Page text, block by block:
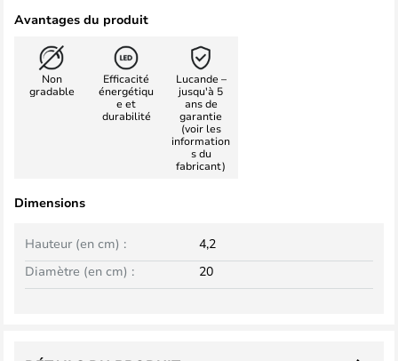
Avantages du produit
Non
gradable
Efficacité
énergétiqu
e et
durabilité
Lucande –
jusqu'à 5
ans de
garantie
(voir les
information
s du
fabricant)
Dimensions
Hauteur (en cm) :
4,2
Diamètre (en cm) :
20